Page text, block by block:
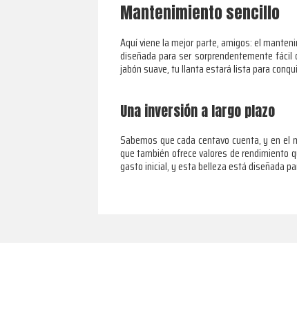
Mantenimiento sencillo
Aquí viene la mejor parte, amigos: el
diseñada para ser sorprendentemente
jabón suave, tu llanta estará lista para
Una inversión a largo plazo
Sabemos que cada centavo cuenta, y en el
que también ofrece valores de rendimiento
gasto inicial, y esta belleza está diseñada